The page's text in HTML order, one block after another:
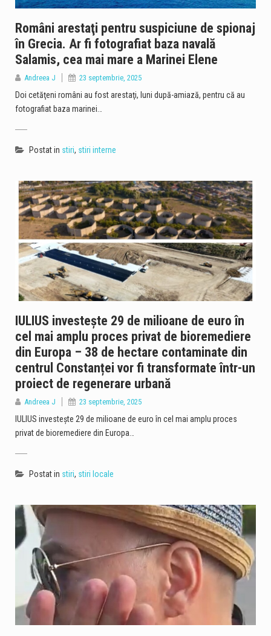
Români arestaţi pentru suspiciune de spionaj
în Grecia. Ar fi fotografiat baza navală
Salamis, cea mai mare a Marinei Elene
Andreea J 23 septembrie, 2025
Doi cetăţeni români au fost arestaţi, luni după-amiază, pentru că au
fotografiat baza marinei…
Postat in stiri, stiri interne
IULIUS investește 29 de milioane de euro în
cel mai amplu proces privat de bioremediere
din Europa – 38 de hectare contaminate din
centrul Constanței vor fi transformate într-un
proiect de regenerare urbană
Andreea J 23 septembrie, 2025
IULIUS investește 29 de milioane de euro în cel mai amplu proces
privat de bioremediere din Europa…
Postat in stiri, stiri locale